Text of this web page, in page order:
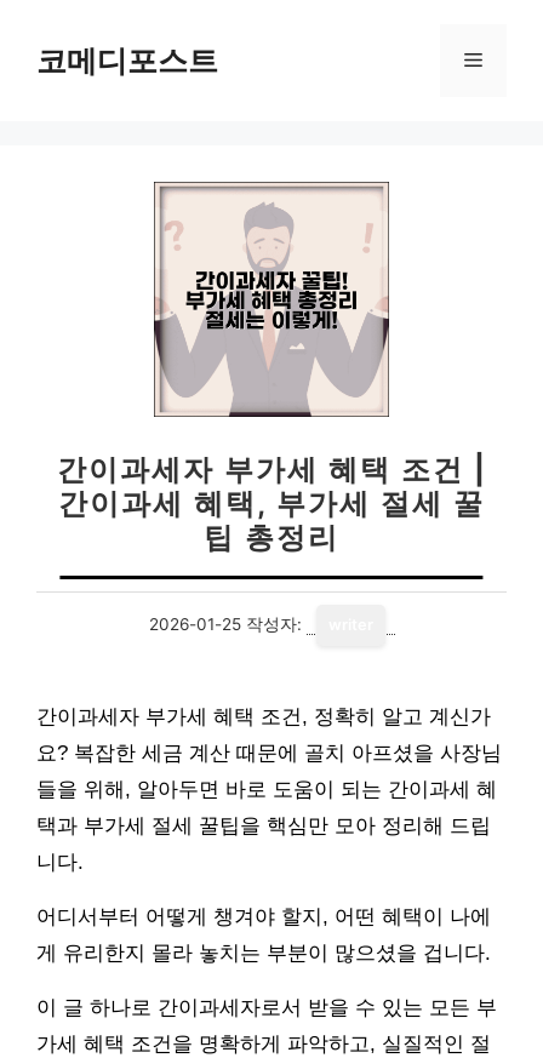
코메디포스트 메
간이과세자 부가세 혜택 조건 |
간이과세 혜택, 부가세 절세 꿀
팁 총정리
2026-01-25 작성자:
간이과세자 부가세 혜택 조건, 정확히 알고 계신가
요? 복잡한 세금 계산 때문에 골치 아프셨을 사장님
들을 위해, 알아두면 바로 도움이 되는 간이과세 혜
택과 부가세 절세 꿀팁을 핵심만 모아 정리해 드립
니다.
어디서부터 어떻게 챙겨야 할지, 어떤 혜택이 나에
게 유리한지 몰라 놓치는 부분이 많으셨을 겁니다.
이 글 하나로 간이과세자로서 받을 수 있는 모든 부
가세 혜택 조건을 명확하게 파악하고, 실질적인 절